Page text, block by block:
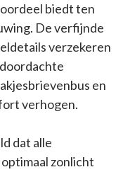
biedt ten
De verfijnde
verzekeren
en
verhogen.
dat alle
zonlicht